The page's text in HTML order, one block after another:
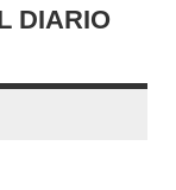
DIARIO